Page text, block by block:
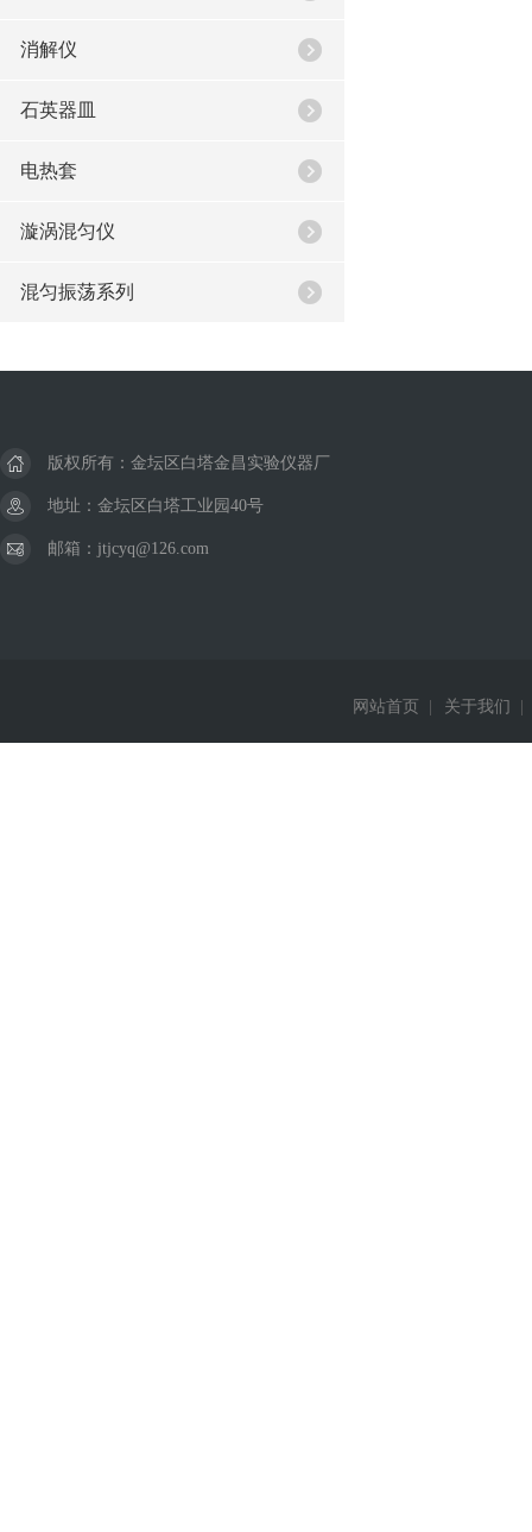
消解仪
石英器皿
电热套
漩涡混匀仪
混匀振荡系列
版权所有：金坛区白塔金昌实验仪器厂
地址：金坛区白塔工业园40号
邮箱：jtjcyq@126.com
网站首页 关于我们